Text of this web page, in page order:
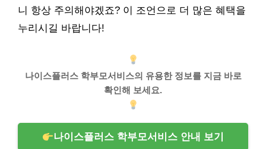
니 항상 주의해야겠죠? 이 조언으로 더 많은 혜택을
누리시길 바랍니다!
나이스플러스 학부모서비스의 유용한 정보를 지금 바로
확인해 보세요.
나이스플러스 학부모서비스 안내 보기